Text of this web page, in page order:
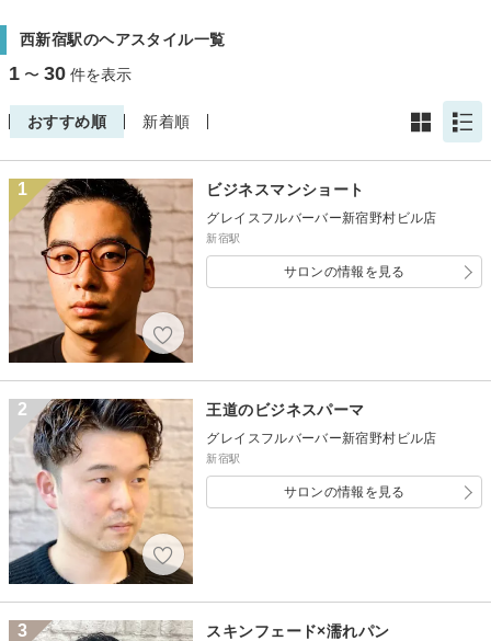
西新宿駅のヘアスタイル一覧
1 〜 30 件を表示
おすすめ順 新着順
1 ビジネスマンショート
グレイスフルバーバー新宿野村ビル店
新宿駅
サロンの情報を見る
2 王道のビジネスパーマ
グレイスフルバーバー新宿野村ビル店
新宿駅
サロンの情報を見る
3 スキンフェード×濡れパン